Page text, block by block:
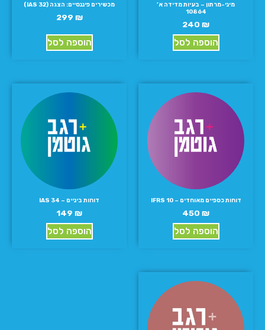
מיני-מרתון – בעיות מדידה א’
10864
240 ₪
הוספה לסל
מכשירים פיננסיים: הצגה (IAS 32)
299 ₪
הוספה לסל
דוחות כספיים מאוחדים – IFRS 10
450 ₪
הוספה לסל
דוחות ביניים – IAS 34
149 ₪
הוספה לסל